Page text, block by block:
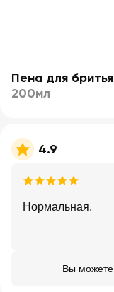
Пена для
200мл
4.9
Нормальная.
Вы можете